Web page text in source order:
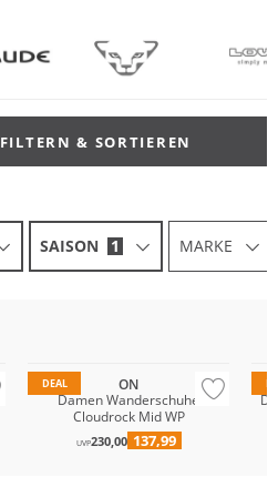
FILTERN & SORTIEREN
SAISON 1 MARKE
DEAL
ON
Damen Wanderschuhe
Cloudrock Mid WP
UVP230,00 137,99